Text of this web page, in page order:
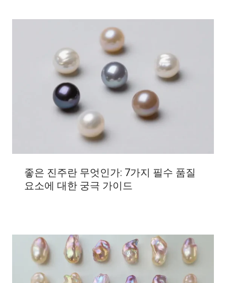
좋은 진주란 무엇인가: 7가지 필수 품질
요소에 대한 궁극 가이드